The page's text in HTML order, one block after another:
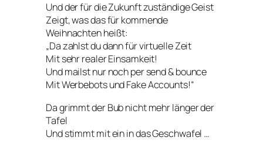
Und der für die Zukunft zuständige Geist
Zeigt, was das für kommende
Weihnachten heißt:
„Da zahlst du dann für virtuelle Zeit
Mit sehr realer Einsamkeit!
Und mailst nur noch per send & bounce
Mit Werbebots und Fake Accounts!“
Da grimmt der Bub nicht mehr länger der
Tafel
Und stimmt mit ein in das Geschwafel …